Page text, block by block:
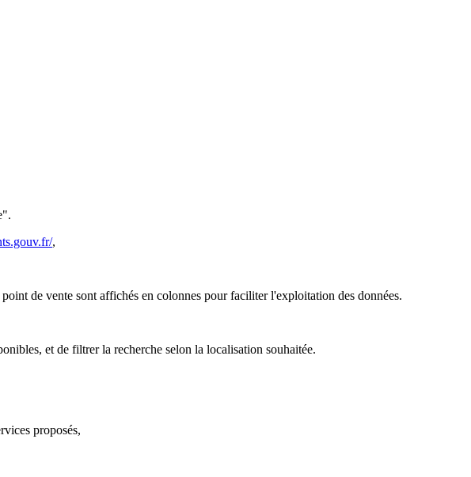
,
de vente sont affichés en colonnes pour faciliter l'exploitation des données.
et de filtrer la recherche selon la localisation souhaitée.
proposés,